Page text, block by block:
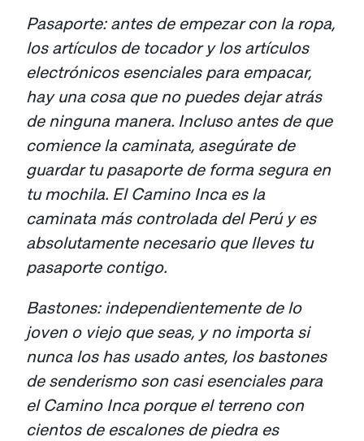
Pasaporte: antes de empezar con la ropa,
los artículos de tocador y los artículos
electrónicos esenciales para empacar,
hay una cosa que no puedes dejar atrás
de ninguna manera. Incluso antes de que
comience la caminata, asegúrate de
guardar tu pasaporte de forma segura en
tu mochila. El Camino Inca es la
caminata más controlada del Perú y es
absolutamente necesario que lleves tu
pasaporte contigo.
Bastones: independientemente de lo
joven o viejo que seas, y no importa si
nunca los has usado antes, los bastones
de senderismo son casi esenciales para
el Camino Inca porque el terreno con
cientos de escalones de piedra es